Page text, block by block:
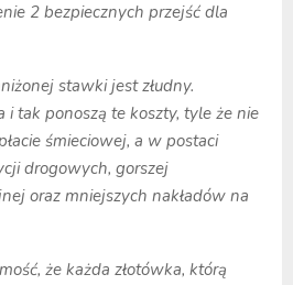
2 bezpiecznych przejść dla
stawki jest złudny.
tak ponoszą te koszty, tyle że nie
śmieciowej, a w postaci
drogowych, gorszej
oraz mniejszych nakładów na
że każda złotówka, którą